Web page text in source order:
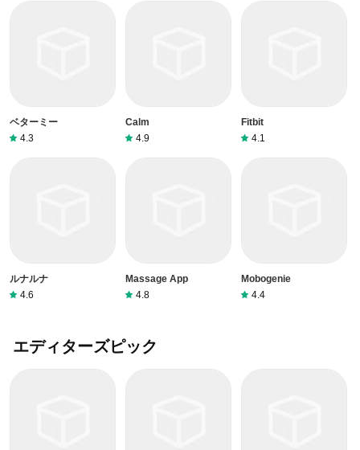
ベターミー
4.3
Calm
4.9
Fitbit
4.1
ルナルナ
4.6
Massage App
4.8
Mobogenie
4.4
エディターズピック